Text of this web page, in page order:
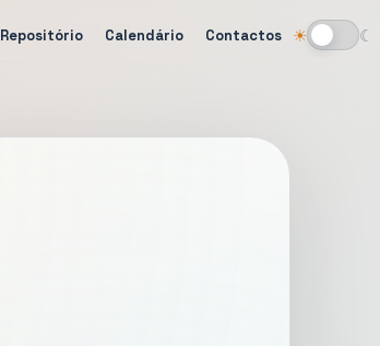
Repositório Calendário Contactos ☀ ☾
Alternar tema